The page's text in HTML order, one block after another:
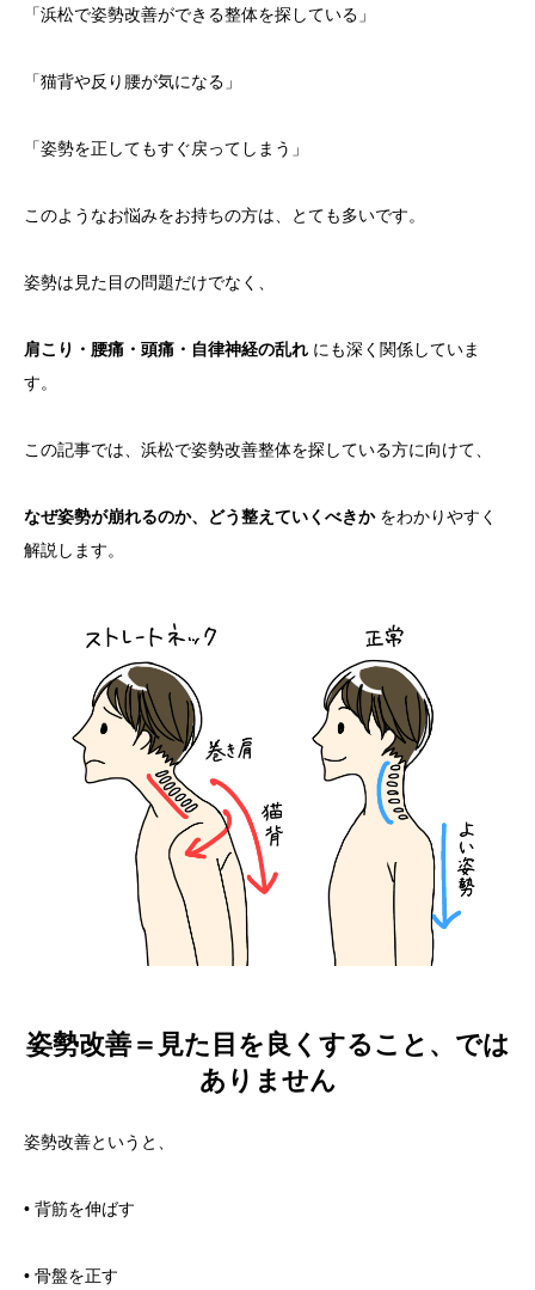
「浜松で姿勢改善ができる整体を探している」
「猫背や反り腰が気になる」
「姿勢を正してもすぐ戻ってしまう」
このようなお悩みをお持ちの方は、とても多いです。
姿勢は見た目の問題だけでなく、
肩こり・腰痛・頭痛・自律神経の乱れ にも深く関係していま
す。
この記事では、浜松で姿勢改善整体を探している方に向けて、
なぜ姿勢が崩れるのか、どう整えていくべきかをわかりやすく
解説します。
姿勢改善＝見た目を良くすること、では
ありません
姿勢改善というと、
• 背筋を伸ばす
• 骨盤を正す